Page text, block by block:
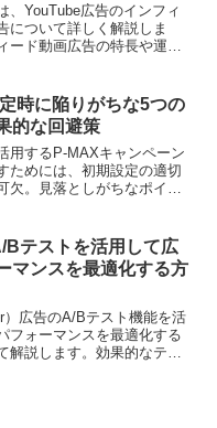
、YouTube広告のインフィ
について詳しく解説しま
ード動画広告の特長や運用
際の参考になる情報を提供
時に陥りがちな5つの
的な回避策
用するP-MAXキャンペーン
ためには、初期設定の適切
欠。見落としがちなポイン
Bテストを活用して広
マンスを最適化する方
）広告のA/Bテスト機能を活
フォーマンスを最適化する
解説します。効果的なテス